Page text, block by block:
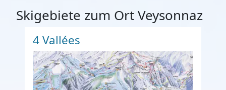
Skigebiete zum Ort Veysonnaz
4 Vallées